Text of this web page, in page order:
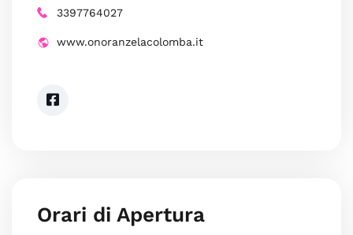
3397764027
www.onoranzelacolomba.it
Orari di Apertura